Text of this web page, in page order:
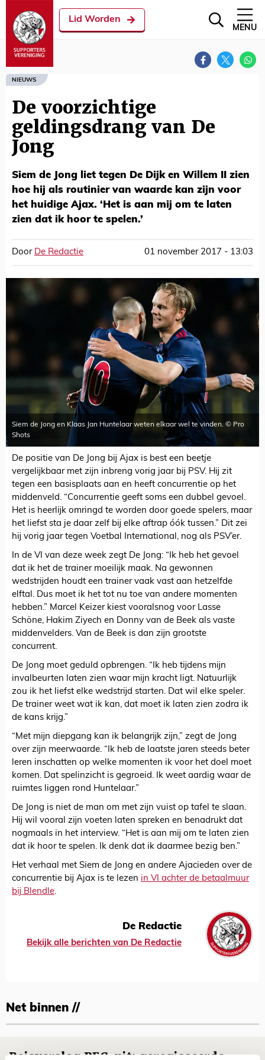
Lid Worden
MENU
NIEUWS
De voorzichtige
geldingsdrang van De
Jong
Siem de Jong liet tegen De Dijk en Willem II zien
hoe hij als routinier van waarde kan zijn voor
het huidige Ajax. ‘Het is aan mij om te laten
zien dat ik hoor te spelen.’
Door De Redactie 01 november 2017 - 13:03
Siem de Jong en Klaas Jan Huntelaar weten elkaar wel te vinden. © Pro
Shots
De positie van De Jong bij Ajax is best een beetje
vergelijkbaar met zijn inbreng vorig jaar bij PSV. Hij zit
tegen een basisplaats aan en heeft concurrentie op het
middenveld. “Concurrentie geeft soms een dubbel gevoel.
Het is heerlijk omringd te worden door goede spelers, maar
het liefst sta je daar zelf bij elke aftrap óók tussen.” Dit zei
hij vorig jaar tegen Voetbal International, nog als PSV’er.
In de VI van deze week zegt De Jong: “Ik heb het gevoel
dat ik het de trainer moeilijk maak. Na gewonnen
wedstrijden houdt een trainer vaak vast aan hetzelfde
elftal. Dus moet ik het tot nu toe van andere momenten
hebben.” Marcel Keizer kiest vooralsnog voor Lasse
Schöne, Hakim Ziyech en Donny van de Beek als vaste
middenvelders. Van de Beek is dan zijn grootste
concurrent.
De Jong moet geduld opbrengen. “Ik heb tijdens mijn
invalbeurten laten zien waar mijn kracht ligt. Natuurlijk
zou ik het liefst elke wedstrijd starten. Dat wil elke speler.
De trainer weet wat ik kan, dat moet ik laten zien zodra ik
de kans krijg.”
“Met mijn diepgang kan ik belangrijk zijn,” zegt de Jong
over zijn meerwaarde. “Ik heb de laatste jaren steeds beter
leren inschatten op welke momenten ik voor het doel moet
komen. Dat spelinzicht is gegroeid. Ik weet aardig waar de
ruimtes liggen rond Huntelaar.”
De Jong is niet de man om met zijn vuist op tafel te slaan.
Hij wil vooral zijn voeten laten spreken en benadrukt dat
nogmaals in het interview. “Het is aan mij om te laten zien
dat ik hoor te spelen. Ik denk dat ik daarmee bezig ben.”
Het verhaal met Siem de Jong en andere Ajacieden over de
concurrentie bij Ajax is te lezen in VI achter de betaalmuur
bij Blendle.
De Redactie
Bekijk alle berichten van De Redactie
Net binnen //
Reisverslag PEC-uit: geregisseerde